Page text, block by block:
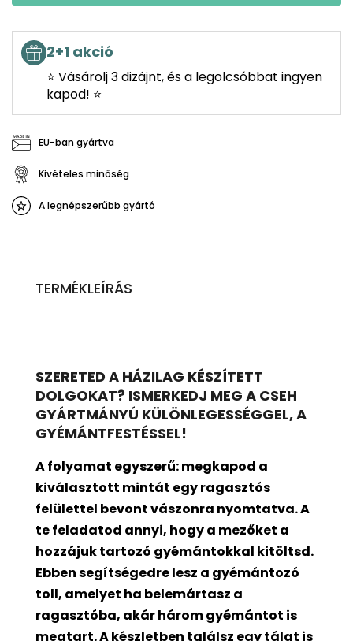
2+1 akció
⭐ Vásárolj 3 dizájnt, és a legolcsóbbat ingyen
kapod! ⭐
EU-ban gyártva
Kivételes minőség
A legnépszerűbb gyártó
TERMÉKLEÍRÁS
SZERETED A HÁZILAG KÉSZÍTETT
DOLGOKAT? ISMERKEDJ MEG A CSEH
GYÁRTMÁNYÚ KÜLÖNLEGESSÉGGEL, A
GYÉMÁNTFESTÉSSEL!
A folyamat egyszerű: megkapod a
kiválasztott mintát egy ragasztós
felülettel bevontvászonra nyomtatva. A
te feladatod annyi, hogy a mezőket a
hozzájuk tartozó gyémántokkal kitöltsd.
Ebben segítségedre lesz a gyémántozó
toll, amelyet ha belemártasz a
ragasztóba, akár három gyémántot is
megtart. A készletben találsz egy tálat is